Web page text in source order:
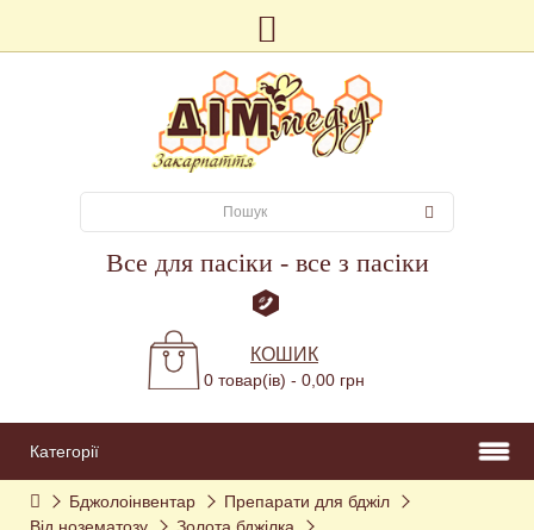
Все для пасіки - все з пасіки
КОШИК
0 товар(ів) - 0,00 грн
Категорії
Бджолоінвентар
Препарати для бджіл
Від нозематозу
Золота бджілка